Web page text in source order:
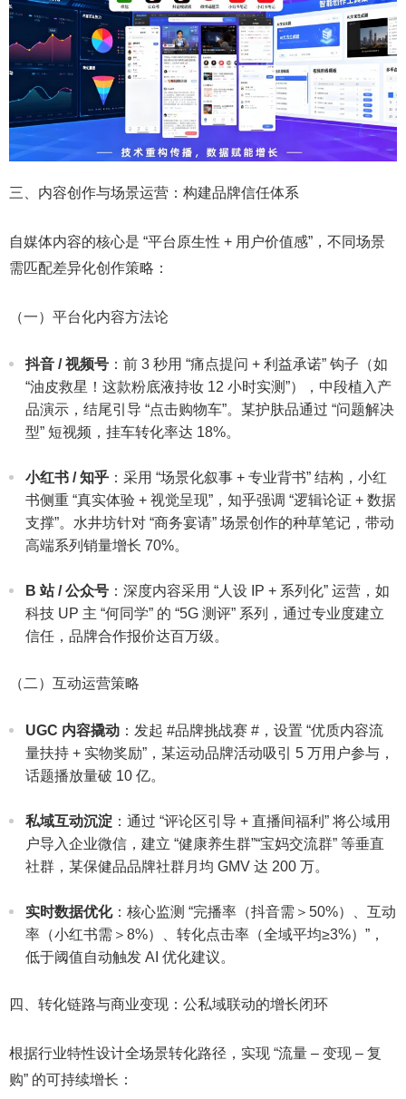
三、内容创作与场景运营：构建品牌信任体系​
自媒体内容的核心是 “平台原生性 + 用户价值感”，不同场景
需匹配差异化创作策略：​
（一）平台化内容方法论​
抖音 / 视频号 ：前 3 秒用 “痛点提问 + 利益承诺” 钩子（如
“油皮救星！这款粉底液持妆 12 小时实测”），中段植入产
品演示，结尾引导 “点击购物车”。某护肤品通过 “问题解决
型” 短视频，挂车转化率达 18%。​
小红书 / 知乎 ：采用 “场景化叙事 + 专业背书” 结构，小红
书侧重 “真实体验 + 视觉呈现”，知乎强调 “逻辑论证 + 数据
支撑”。水井坊针对 “商务宴请” 场景创作的种草笔记，带动
高端系列销量增长 70%。​
B 站 / 公众号 ：深度内容采用 “人设 IP + 系列化” 运营，如
科技 UP 主 “何同学” 的 “5G 测评” 系列，通过专业度建立
信任，品牌合作报价达百万级。​
（二）互动运营策略​
UGC 内容撬动 ：发起 #品牌挑战赛 #，设置 “优质内容流
量扶持 + 实物奖励”，某运动品牌活动吸引 5 万用户参与，
话题播放量破 10 亿。​
私域互动沉淀 ：通过 “评论区引导 + 直播间福利” 将公域用
户导入企业微信，建立 “健康养生群”“宝妈交流群” 等垂直
社群，某保健品品牌社群月均 GMV 达 200 万。​
实时数据优化：核心监测 “完播率（抖音需＞50%）、互动
率（小红书需＞8%）、转化点击率（全域平均≥3%）”，
低于阈值自动触发 AI 优化建议。​
四、转化链路与商业变现：公私域联动的增长闭环​
根据行业特性设计全场景转化路径，实现 “流量 – 变现 – 复
购” 的可持续增长：​